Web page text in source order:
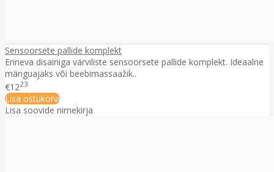
Sensoorsete pallide komplekt
Erineva disainiga värviliste sensoorsete pallide komplekt. Ideaalne
mänguajaks või beebimassaažik..
€1223
Lisa ostukorvi
Lisa soovide nimekirja